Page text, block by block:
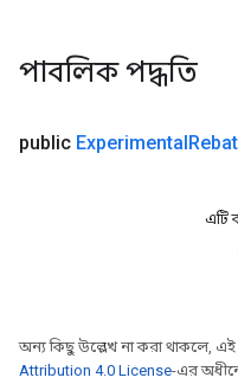
পাবলিক পদ্ধতি
public Experimental
এটি
অন্য কিছু উল্লেখ না করা থাকলে, এই
Attribution 4.0 License-এর